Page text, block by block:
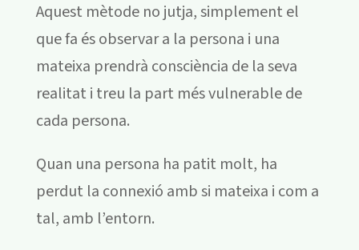
Aquest mètode no jutja, simplement el
que fa és observar a la persona i una
mateixa prendrà consciència de la seva
realitat i treu la part més vulnerable de
cada persona.
Quan una persona ha patit molt, ha
perdut la connexió amb si mateixa i com a
tal, amb l’entorn.